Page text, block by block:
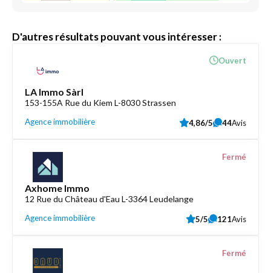
D'autres résultats pouvant vous intéresser :
LA Immo Sàrl
153-155A Rue du Kiem L-8030 Strassen
Agence immobilière
Ouvert
4,86/5 44Avis
Axhome Immo
12 Rue du Château d'Eau L-3364 Leudelange
Agence immobilière
Fermé
5/5 121Avis
Fermé